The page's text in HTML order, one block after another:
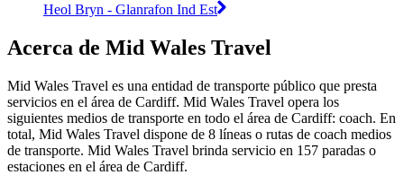
Heol Bryn - Glanrafon Ind Est
Acerca de Mid Wales Travel
Mid Wales Travel es una entidad de transporte público que presta
servicios en el área de Cardiff. Mid Wales Travel opera los
siguientes medios de transporte en todo el área de Cardiff: coach. En
total, Mid Wales Travel dispone de 8 líneas o rutas de coach medios
de transporte. Mid Wales Travel brinda servicio en 157 paradas o
estaciones en el área de Cardiff.